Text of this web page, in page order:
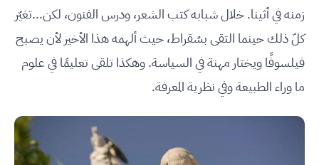
زمنه في أثينا. خلال شبابه كتب الشعر، ودرس الفنون، لكن...تغيّر
كلّ ذلك حينما التقى بسُقراط، حيث ألهمه هذا الأخير لأن يصبح
فيلسوفًا ويختار مهنة في السياسة. وهكذا تلقى تعليمًا في علوم
ما وراء الطبيعة وفي نظرية المعرفة.